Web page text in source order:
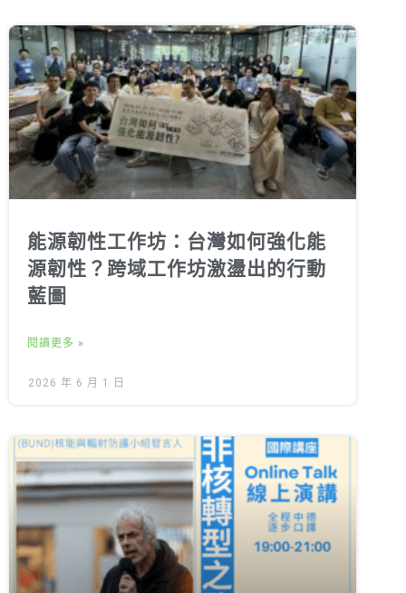
能源韌性工作坊：台灣如何強化能
源韌性？跨域工作坊激盪出的行動
藍圖
閱讀更多 »
2026 年 6 月 1 日